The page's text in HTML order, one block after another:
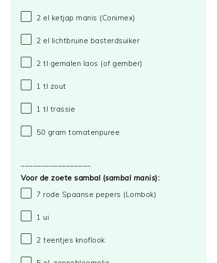
2 el ketjap manis (Conimex)
2 el lichtbruine basterdsuiker
2 tl gemalen laos (of gember)
1 tl zout
1 tl trassie
50 gram tomatenpuree
Voor de zoete sambal (sambal manis):
7 rode Spaanse pepers (Lombok)
1 ui
2 teentjes knoflook